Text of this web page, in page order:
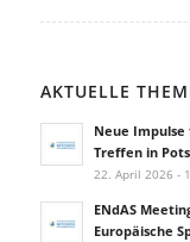
AKTUELLE
Neue
Treffen in
22. April 2026 -
ENdAS
Europäische